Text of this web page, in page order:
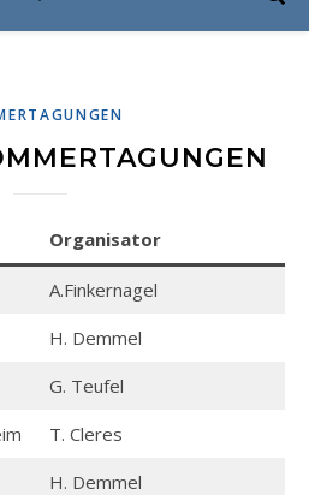
Organisator
A.Finkernagel
H. Demmel
G. Teufel
T. Cleres
H. Demmel